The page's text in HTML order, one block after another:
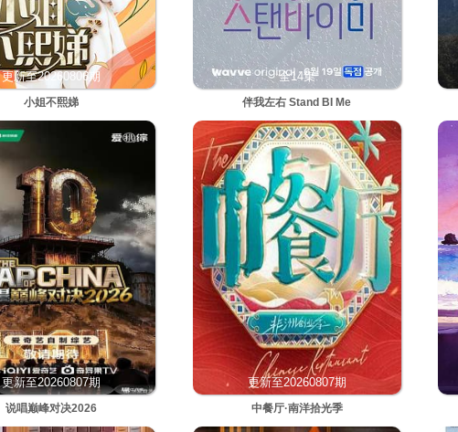
更新至20260806期
小姐不熙娣
全14集
伴我左右 Stand BI Me
更新至20260807期
说唱巅峰对决2026
更新至20260807期
中餐厅·南洋拾光季